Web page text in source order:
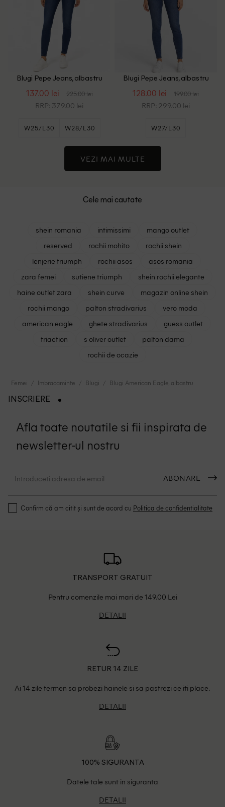
Blugi Pepe Jeans, albastru
137.00 lei 225.00 lei
RRP: 379.00 lei
W25/L30 W28/L30
Blugi Pepe Jeans, albastru
128.00 lei 199.00 lei
RRP: 299.00 lei
W27/L30
VEZI MAI MULTE
Cele mai cautate
shein romania intimissimi
mango outlet
reserved
rochii mohito
rochii shein
lenjerie triumph
rochii asos
asos romania
zara femei
sutiene triumph
shein rochii elegante
haine outlet zara
shein curve
magazin online shein
rochii mango
palton stradivarius
vero moda
american eagle
ghete stradivarius
guess outlet
triaction
s oliver outlet
palton dama
rochii de ocazie
Femei Imbracaminte Blugi Blugi American Eagle, albastru
INSCRIERE
Afla toate noutatile si fii inspirata de
newsletter-ul nostru
ABONARE
Confirm că am citit și sunt de acord cu Politica de confidentialitate
TRANSPORT GRATUIT
Pentru comenzile mai mari de 149.00 Lei
DETALII
RETUR 14 ZILE
Ai 14 zile termen sa probezi hainele si sa pastrezi ce iti place.
DETALII
100% SIGURANTA
Datele tale sunt in siguranta
DETALII